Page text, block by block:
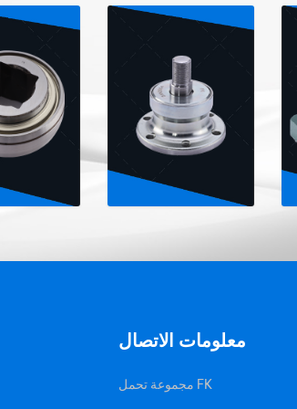
معلومات الاتصال
مجموعة تحمل FK